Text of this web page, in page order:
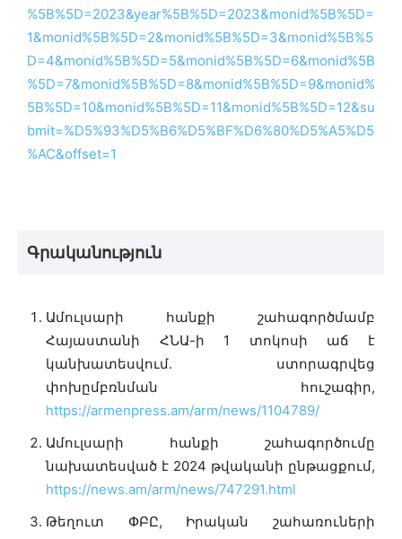
%5B%5D=2023&year%5B%5D=2023&monid%5B%5D=
1&monid%5B%5D=2&monid%5B%5D=3&monid%5B%5
D=4&monid%5B%5D=5&monid%5B%5D=6&monid%5B
%5D=7&monid%5B%5D=8&monid%5B%5D=9&monid%
5B%5D=10&monid%5B%5D=11&monid%5B%5D=12&su
bmit=%D5%93%D5%B6%D5%BF%D6%80%D5%A5%D5
%AC&offset=1
Գրականություն
Ամուլսարի հանքի շահագործմամբ
Հայաստանի ՀՆԱ-ի 1 տոկոսի աճ է
կանխատեսվում․ ստորագրվեց
փոխըմբռնման հուշագիր,
https://armenpress.am/arm/news/1104789/
Ամուլսարի հանքի շահագործումը
նախատեսված է 2024 թվականի ընթացքում,
https://news.am/arm/news/747291.html
Թեղուտ ՓԲԸ, Իրական շահառուների